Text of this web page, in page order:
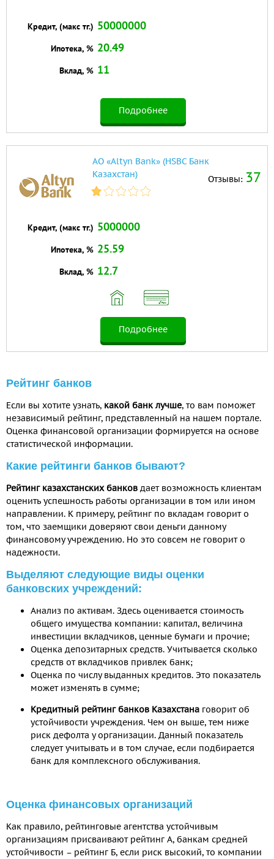
Подробнее
Кредит, (макс тг.) 50000000
Ипотека, % 20.49
Вклад, % 11
АО «Altyn Bank» (HSBC Банк
Казахстан)
Отзывы: 37
Подробнее
Кредит, (макс тг.) 5000000
Ипотека, % 25.59
Вклад, % 12.7
Рейтинг банков
Если вы хотите узнать, какой банк лучше, то вам поможет
независимый рейтинг, представленный на нашем портале.
Оценка финансовой организации формируется на основе
статистической информации.
Какие рейтинги банков бывают?
Рейтинг казахстанских банков дает возможность клиентам
оценить успешность работы организации в том или ином
направлении. К примеру, рейтинг по вкладам говорит о
том, что заемщики доверяют свои деньги данному
финансовому учреждению. Но это совсем не говорит о
надежности.
Выделяют следующие виды оценки
банковских учреждений:
Анализ по активам. Здесь оценивается стоимость
общего имущества компании: капитал, величина
инвестиции вкладчиков, ценные бумаги и прочие;
Оценка депозитарных средств. Учитывается сколько
средств от вкладчиков привлек банк;
Оценка по числу выданных кредитов. Это показатель
может изменять в сумме;
Кредитный рейтинг банков Казахстана говорит об
устойчивости учреждения. Чем он выше, тем ниже
риск дефолта у организации. Данный показатель
следует учитывать и в том случае, если подбирается
банк для комплексного обслуживания.
Оценка финансовых организаций
Как правило, рейтинговые агентства устойчивым
организациям присваивают рейтинг А, банкам средней
устойчивости – рейтинг Б, если риск высокий, то компании